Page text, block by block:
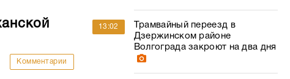
Комментарии
13:02
Трамвайный переезд в
Дзержинском районе
Волгограда закроют на два дня